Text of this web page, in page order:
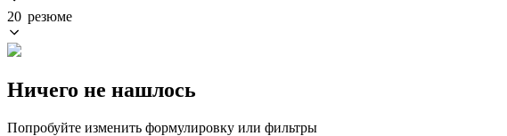
20 резюме
Ничего не нашлось
Попробуйте изменить формулировку или фильтры